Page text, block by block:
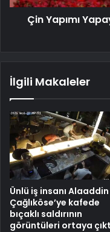
Çin Yapımı
İlgili Makaleler
Ünlü iş insanı Alaaddin
Çağlıköse’ye kafede
bıçaklı saldırının
görüntüleri ortaya